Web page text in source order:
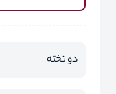
دو تخته